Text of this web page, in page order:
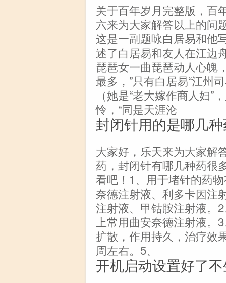
关于百年岁月完整版，百
六来为大家解答以上的问
这是一副题咏白居易和他
述了白居易和友人在江边
琵琶女一曲琵琶动人心魄
最多，”只有白居易“江州
（她是“老大嫁作商人妇”
怜，“同是天涯沦
封闭针用的是哪几
大家好，乐天来为大家解
药，封闭针有哪几种药很
看吧！1、用于堵针的药
奈德注射液、利多卡因注
注射液、甲钴胺注射液。
上常用曲安奈德注射液
扩散，作用持久，治疗效
周左右。5、
开机启动设置好了